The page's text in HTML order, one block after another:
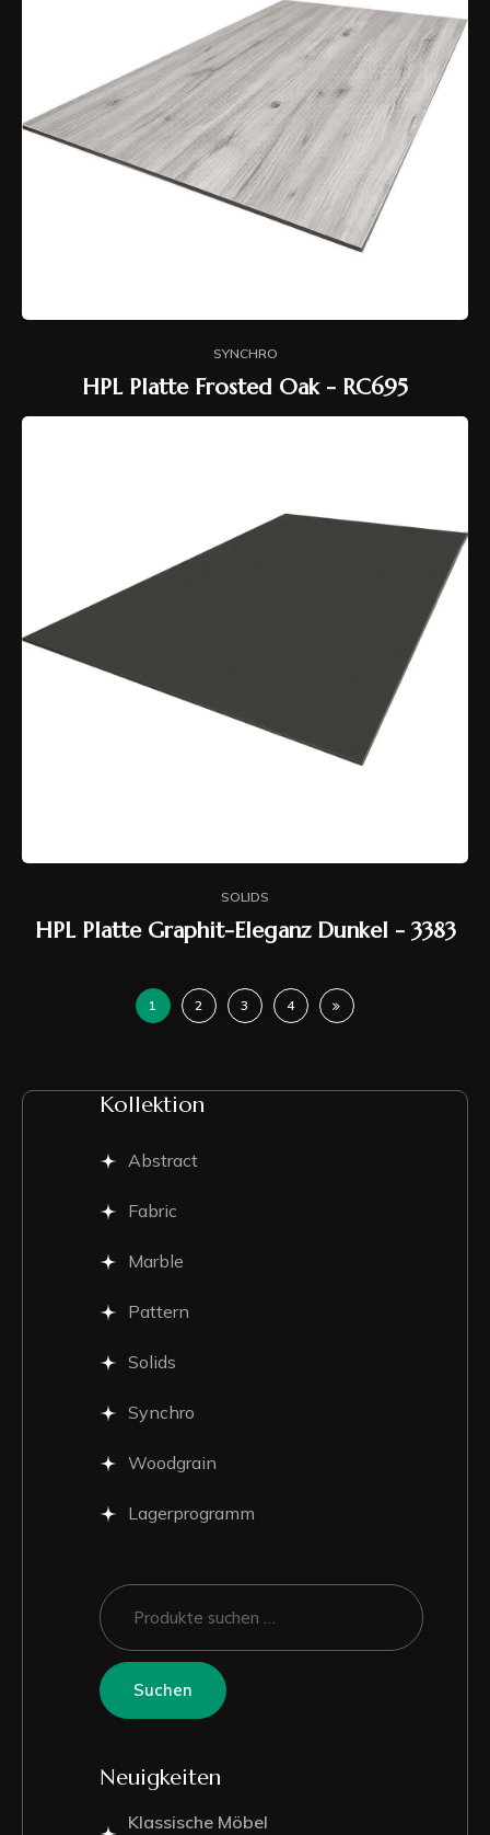
SYNCHRO
HPL Platte Frosted Oak - RC695
SOLIDS
HPL Platte Graphit-Eleganz Dunkel - 3383
1 2 3 4
Kollektion
Abstract
Fabric
Marble
Pattern
Solids
Synchro
Woodgrain
Lagerprogramm
Suchen
Neuigkeiten
Klassische Möbel